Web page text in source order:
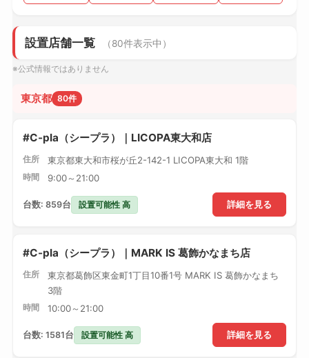
設置店舗一覧 （80件表示中）
※公式情報ではありません
東京都 80件
#C-pla（シープラ）｜LICOPA東大和店
住所 東京都東大和市桜が丘2-142-1 LICOPA東大和 1階
時間 9:00～21:00
詳細を見る
台数: 859台 設置可能性 高
#C-pla（シープラ）｜MARK IS 葛飾かなまち店
住所
東京都葛飾区東金町1丁目10番1号 MARK IS 葛飾かなまち
3階
時間 10:00～21:00
詳細を見る
台数: 1581台 設置可能性 高